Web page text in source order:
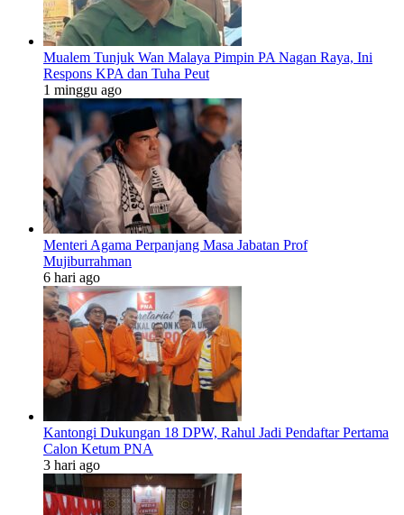
Mualem Tunjuk Wan Malaya Pimpin PA Nagan Raya, Ini
Respons KPA dan Tuha Peut
1 minggu ago
Menteri Agama Perpanjang Masa Jabatan Prof
Mujiburrahman
6 hari ago
Kantongi Dukungan 18 DPW, Rahul Jadi Pendaftar Pertama
Calon Ketum PNA
3 hari ago